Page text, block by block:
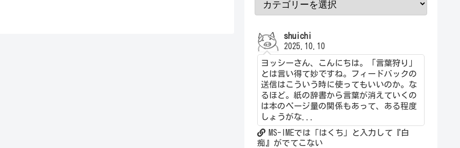
shuichi
2025.10.10
ヨッシーさん、こんにちは。「言葉狩り」
とは言い得て妙ですね。フィードバックの
送信はこういう時に使ってもいいのか。な
るほど。紙の辞書から言葉が消えていくの
は本のページ量の関係もあって、ある程度
しょうがな...
MS-IMEでは「はくち」と入力して『白
痴』がでてこない